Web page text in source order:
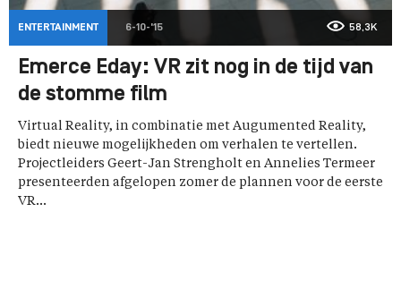
ENTERTAINMENT 6-10-'15 58,3K
Emerce Eday: VR zit nog in de tijd van
de stomme film
Virtual Reality, in combinatie met Augumented Reality,
biedt nieuwe mogelijkheden om verhalen te vertellen.
Projectleiders Geert-Jan Strengholt en Annelies Termeer
presenteerden afgelopen zomer de plannen voor de eerste
VR...